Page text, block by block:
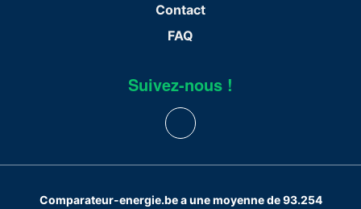
Contact
FAQ
Suivez-nous !
Comparateur-energie.be a une moyenne de 93.254